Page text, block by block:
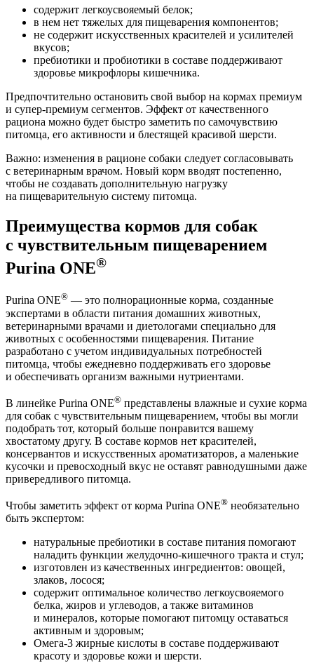
содержит легкоусвояемый белок;
в нем нет тяжелых для пищеварения компонентов;
не содержит искусственных красителей и усилителей
вкусов;
пребиотики и пробиотики в составе поддерживают
здоровье микрофлоры кишечника.
Предпочтительно остановить свой выбор на кормах премиум
и супер-премиум сегментов. Эффект от качественного
рациона можно будет быстро заметить по самочувствию
питомца, его активности и блестящей красивой шерсти.
Важно: изменения в рационе собаки следует согласовывать
с ветеринарным врачом. Новый корм вводят постепенно,
чтобы не создавать дополнительную нагрузку
на пищеварительную систему питомца.
Преимущества кормов для собак
с чувствительным пищеварением
Purina ONE®
Purina ONE® — это полнорационные корма, созданные
экспертами в области питания домашних животных,
ветеринарными врачами и диетологами специально для
животных с особенностями пищеварения. Питание
разработано с учетом индивидуальных потребностей
питомца, чтобы ежедневно поддерживать его здоровье
и обеспечивать организм важными нутриентами.
В линейке Purina ONE® представлены влажные и сухие корма
для собак с чувствительным пищеварением, чтобы вы могли
подобрать тот, который больше понравится вашему
хвостатому другу. В составе кормов нет красителей,
консервантов и искусственных ароматизаторов, а маленькие
кусочки и превосходный вкус не оставят равнодушными даже
привередливого питомца.
Чтобы заметить эффект от корма Purina ONE® необязательно
быть экспертом:
натуральные пребиотики в составе питания помогают
наладить функции желудочно-кишечного тракта и стул;
изготовлен из качественных ингредиентов: овощей,
злаков, лосося;
содержит оптимальное количество легкоусвояемого
белка, жиров и углеводов, а также витаминов
и минералов, которые помогают питомцу оставаться
активным и здоровым;
Омега-3 жирные кислоты в составе поддерживают
красоту и здоровье кожи и шерсти.